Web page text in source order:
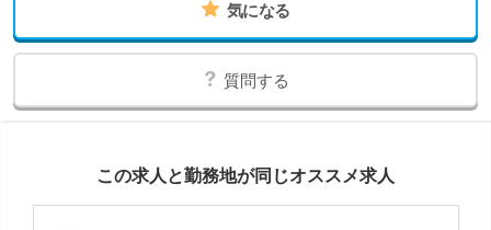
気になる
質問する
この求人と勤務地が同じオススメ求人